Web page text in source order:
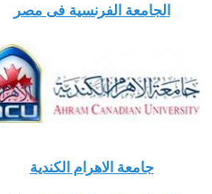
الجامعة الفرنسية فى مصر
جامعة الاهرام الكندية